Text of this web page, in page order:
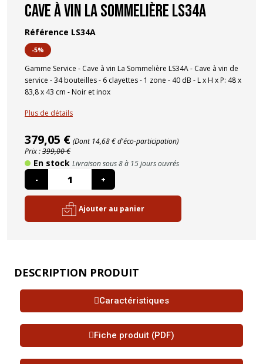
Cave à vin La Sommelière LS34A
Référence LS34A
-5%
Gamme Service - Cave à vin La Sommelière LS34A - Cave à vin de
service - 34 bouteilles - 6 clayettes - 1 zone - 40 dB - L x H x P: 48 x
83,8 x 43 cm - Noir et inox
Plus de détails
379,05 € (Dont 14,68 € d'éco-participation)
Prix :399,00 €
En stock Livraison sous 8 à 15 jours ouvrés
-
+
Ajouter au panier
DESCRIPTION PRODUIT
Caractéristiques
Fiche produit (PDF)